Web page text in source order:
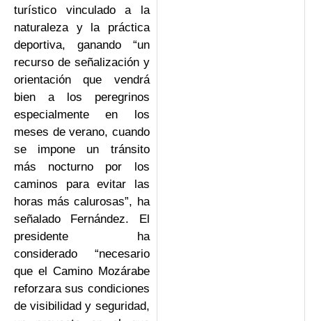
turístico vinculado a la
naturaleza y la práctica
deportiva, ganando “un
recurso de señalización y
orientación que vendrá
bien a los peregrinos
especialmente en los
meses de verano, cuando
se impone un tránsito
más nocturno por los
caminos para evitar las
horas más calurosas”, ha
señalado Fernández. El
presidente ha
considerado “necesario
que el Camino Mozárabe
reforzara sus condiciones
de visibilidad y seguridad,